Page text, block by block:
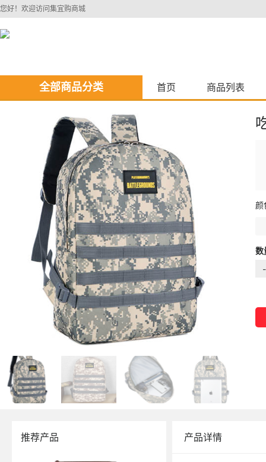
您好！欢迎访问集宜购商城
全部商品分类 首页 商品列表
颜
数
-
推荐产品 产品详情